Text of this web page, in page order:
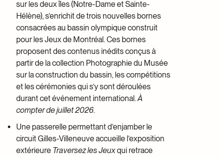
sur les deux îles (Notre-Dame et Sainte-
Hélène), s’enrichit de trois nouvelles bornes
consacrées au bassin olympique construit
pour les Jeux de Montréal. Ces bornes
proposent des contenus inédits conçus à
partir de la collection Photographie du Musée
sur la construction du bassin, les compétitions
et les cérémonies qui s’y sont déroulées
durant cet événement international.À
compter de juillet 2026.
Une passerelle permettant d’enjamber le
circuit Gilles-Villeneuve accueille l’exposition
extérieure Traversez les Jeuxqui retrace